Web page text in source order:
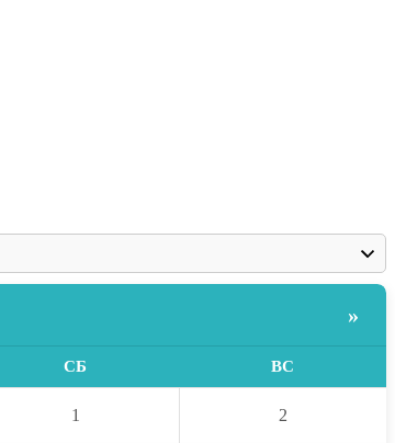
»
СБ ВС
1 2